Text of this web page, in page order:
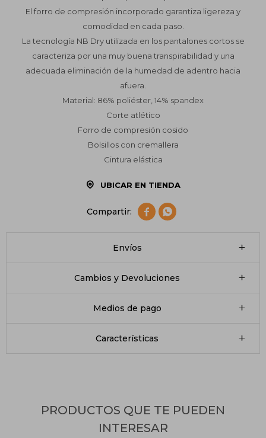
El forro de compresión incorporado garantiza ligereza y
comodidad en cada paso.
La tecnología NB Dry utilizada en los pantalones cortos se
caracteriza por una muy buena transpirabilidad y una
adecuada eliminación de la humedad de adentro hacia
afuera.
Material: 86% poliéster, 14% spandex
Corte atlético
Forro de compresión cosido
Bolsillos con cremallera
Cintura elástica
UBICAR EN TIENDA
 
Envíos
Cambios y Devoluciones
Medios de pago
Características
PRODUCTOS QUE TE PUEDEN
INTERESAR